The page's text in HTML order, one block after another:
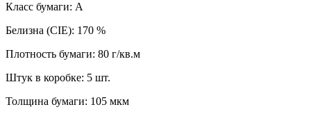
Класс бумаги: A
Белизна (CIE): 170 %
Плотность бумаги: 80 г/кв.м
Штук в коробке: 5 шт.
Толщина бумаги: 105 мкм